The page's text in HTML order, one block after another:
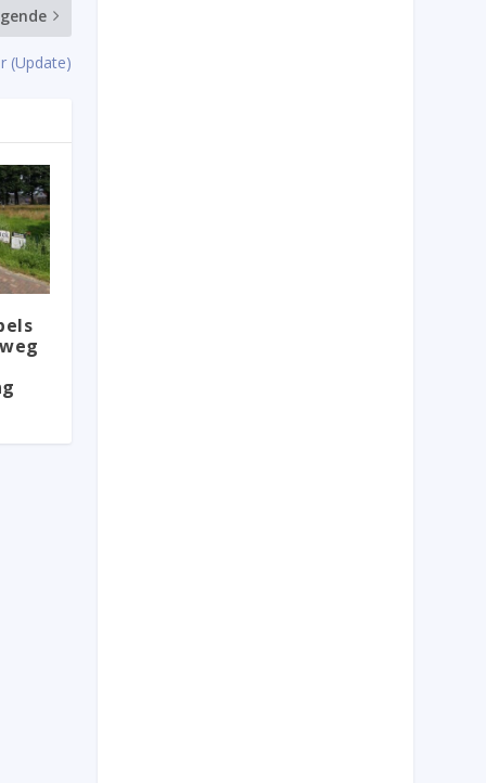
(Update)